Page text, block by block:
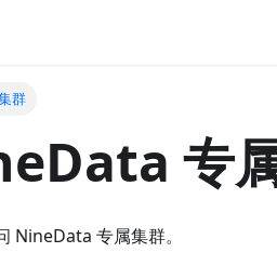
群
专
NineData 专属集群。